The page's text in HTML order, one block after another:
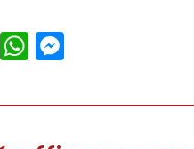
Snapchat
WhatsApp